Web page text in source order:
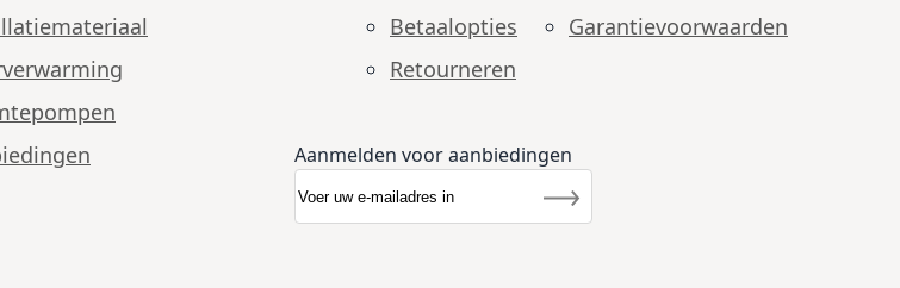
Betaalopties
Retourneren
Garantie­voorwaarden
Aanmelden voor aanbiedingen
Nieuwsbrief
Inschrijven